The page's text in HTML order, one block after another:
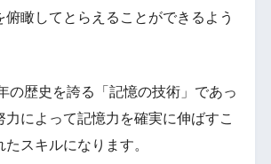
俯瞰してとらえることができるよう
の歴史を誇る「記憶の技術」であっ
力によって記憶力を確実に伸ばすこ
スキルになります。